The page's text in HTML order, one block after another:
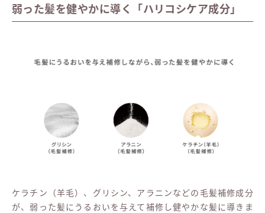
弱った髪を健やかに導く「ハリコシケア成分」
ケラチン（羊毛）、グリシン、アラニンなどの毛髪補修成分
が、弱った髪にうるおいを与えて補修し健やかな髪に導きま